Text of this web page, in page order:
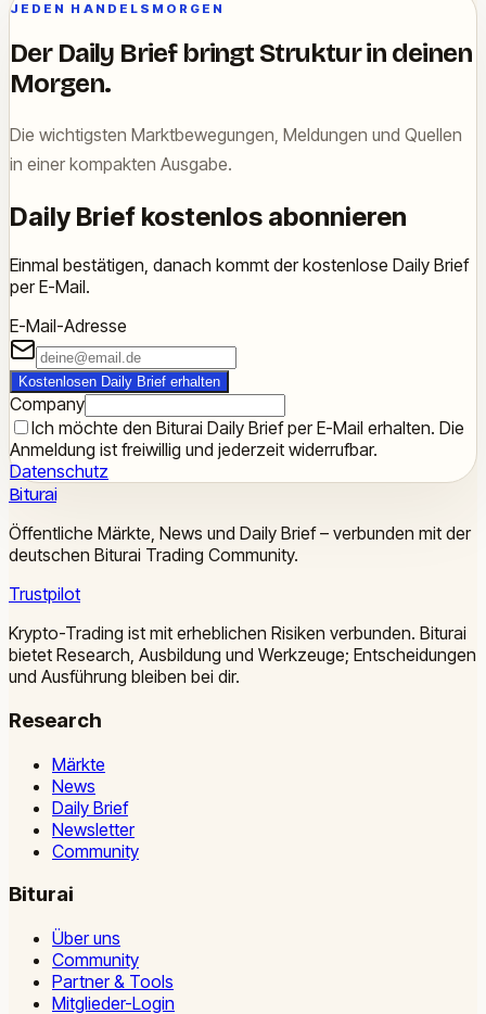
JEDEN HANDELSMORGEN
Der Daily Brief bringt Struktur in deinen
Morgen.
Die wichtigsten Marktbewegungen, Meldungen und Quellen
in einer kompakten Ausgabe.
Daily Brief kostenlos abonnieren
Einmal bestätigen, danach kommt der kostenlose Daily Brief
per E-Mail.
E-Mail-Adresse
Kostenlosen Daily Brief erhalten
Company
Ich möchte den Biturai Daily Brief per E-Mail erhalten. Die
Anmeldung ist freiwillig und jederzeit widerrufbar.
Datenschutz
Biturai
Öffentliche Märkte, News und Daily Brief – verbunden mit der
deutschen Biturai Trading Community.
Trustpilot
Krypto-Trading ist mit erheblichen Risiken verbunden. Biturai
bietet Research, Ausbildung und Werkzeuge; Entscheidungen
und Ausführung bleiben bei dir.
Research
Märkte
News
Daily Brief
Newsletter
Community
Biturai
Über uns
Community
Partner & Tools
Mitglieder-Login